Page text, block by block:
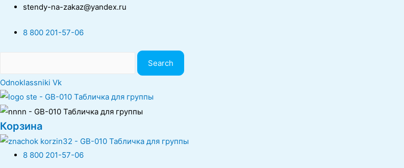
stendy-na-zakaz@yandex.ru
8 800 201-57-06
Search
Odnoklassniki Vk
Корзина
8 800 201-57-06